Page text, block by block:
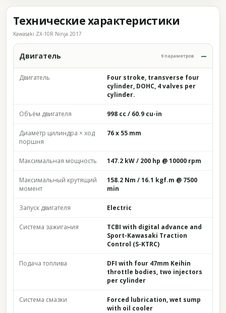
Технические характеристики
Kawasaki ZX-10R Ninja 2017
Двигатель 9 параметров
Двигатель
Four stroke, transverse four
cylinder, DOHC, 4 valves per
cylinder.
Объём двигателя 998 cc / 60.9 cu-in
Диаметр цилиндра × ход
поршня
76 x 55 mm
Максимальная мощность 147.2 kW / 200 hp @ 10000 rpm
Максимальный крутящий
момент
158.2 Nm / 16.1 kgf.m @ 7500
min
Запуск двигателя Electric
Система зажигания
TCBI with digital advance and
Sport-Kawasaki Traction
Control (S-KTRC)
Подача топлива
DFI with four 47mm Keihin
throttle bodies, two injectors
per cylinder
Система смазки
Forced lubrication, wet sump
with oil cooler